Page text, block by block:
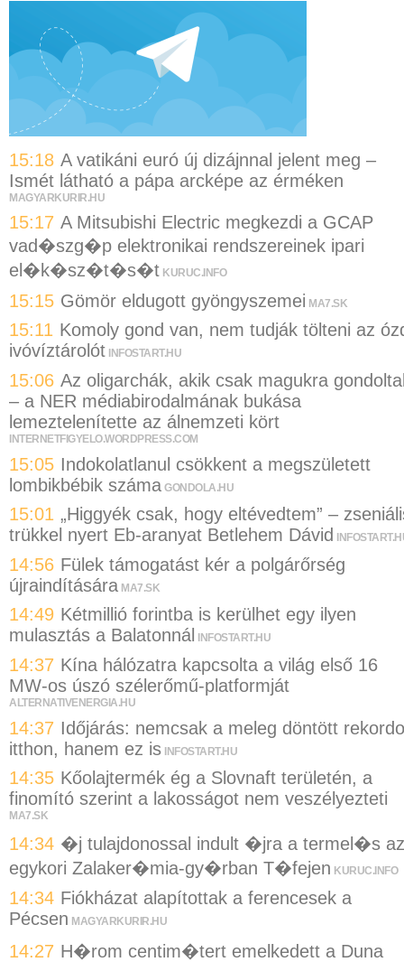
15:18 A vatikáni euró új dizájnnal jelent meg –
Ismét látható a pápa arcképe az érméken
MAGYARKURIR.HU
15:17 A Mitsubishi Electric megkezdi a GCAP
vad�szg�p elektronikai rendszereinek ipari
el�k�sz�t�s�t KURUC.INFO
15:15 Gömör eldugott gyöngyszemei MA7.SK
15:11 Komoly gond van, nem tudják tölteni az
ivóvíztárolót INFOSTART.HU
15:06 Az oligarchák, akik csak magukra
– a NER médiabirodalmának bukása
lemeztelenítette az álnemzeti kört
INTERNETFIGYELO.WORDPRESS.COM
15:05 Indokolatlanul csökkent a megszületett
lombikbébik száma GONDOLA.HU
15:01 „Higgyék csak, hogy eltévedtem” –
trükkel nyert Eb-aranyat Betlehem Dávid
14:56 Fülek támogatást kér a polgárőrség
újraindítására MA7.SK
14:49 Kétmillió forintba is kerülhet egy ilyen
mulasztás a Balatonnál
INFOSTART.HU
14:37 Kína hálózatra kapcsolta a világ első 16
MW-os úszó szélerőmű-platformját
ALTERNATIVENERGIA.HU
14:37 Időjárás: nemcsak a meleg döntött
itthon, hanem ez is INFOSTART.HU
14:35 Kőolajtermék ég a Slovnaft területén, a
finomító szerint a lakosságot nem veszélyezteti
MA7.SK
14:34 �j tulajdonossal indult �jra a termel�s az
egykori Zalaker�mia-gy�rban T�fejen KURUC.INFO
14:34 Fiókházat alapítottak a ferencesek a
Pécsen MAGYARKURIR.HU
14:27 H�rom centim�tert emelkedett a Duna